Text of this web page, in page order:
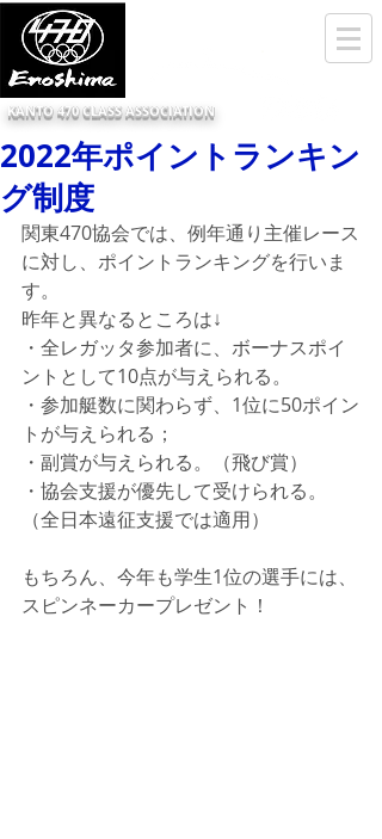
KANTO 470 CLASS ASSOCIATION
2022年ポイントランキン
グ制度
関東470協会では、例年通り主催レース
に対し、ポイントランキングを行いま
す。
昨年と異なるところは↓
・全レガッタ参加者に、ボーナスポイ
ントとして10点が与えられる。
・参加艇数に関わらず、1位に50ポイン
トが与えられる；
・副賞が与えられる。（飛び賞）
・協会支援が優先して受けられる。
（全日本遠征支援では適用）
もちろん、今年も学生1位の選手には、
スピンネーカープレゼント！